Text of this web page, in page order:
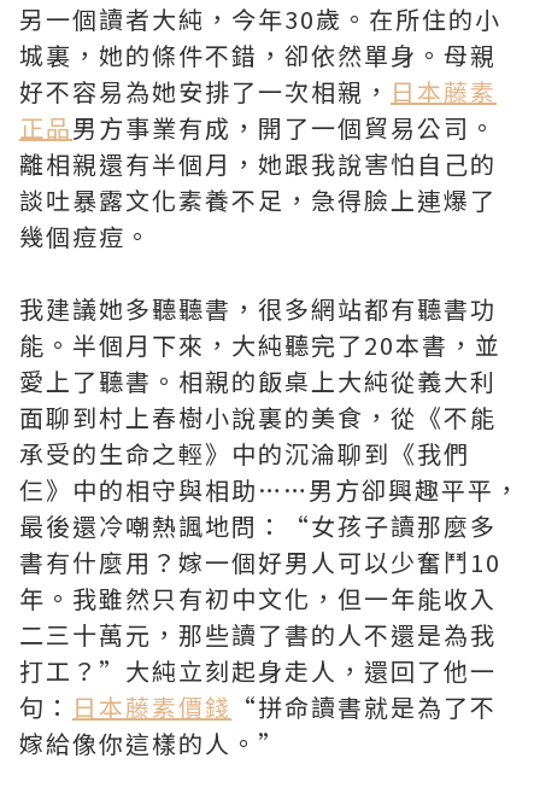
另一個讀者大純，今年30歲。在所住的小
城裏，她的條件不錯，卻依然單身。母親
好不容易為她安排了一次相親， 日本藤素
正品男方事業有成，開了一個貿易公司。
離相親還有半個月，她跟我說害怕自己的
談吐暴露文化素養不足，急得臉上連爆了
幾個痘痘。
我建議她多聽聽書，很多網站都有聽書功
能。半個月下來，大純聽完了20本書，並
愛上了聽書。相親的飯桌上大純從義大利
面聊到村上春樹小說裏的美食，從《不能
承受的生命之輕》中的沉淪聊到《我們
仨》中的相守與相助……男方卻興趣平平，
最後還冷嘲熱諷地問：“女孩子讀那麼多
書有什麼用？嫁一個好男人可以少奮鬥10
年。我雖然只有初中文化，但一年能收入
二三十萬元，那些讀了書的人不還是為我
打工？”大純立刻起身走人，還回了他一
句： 日本藤素價錢 “拼命讀書就是為了不
嫁給像你這樣的人。”